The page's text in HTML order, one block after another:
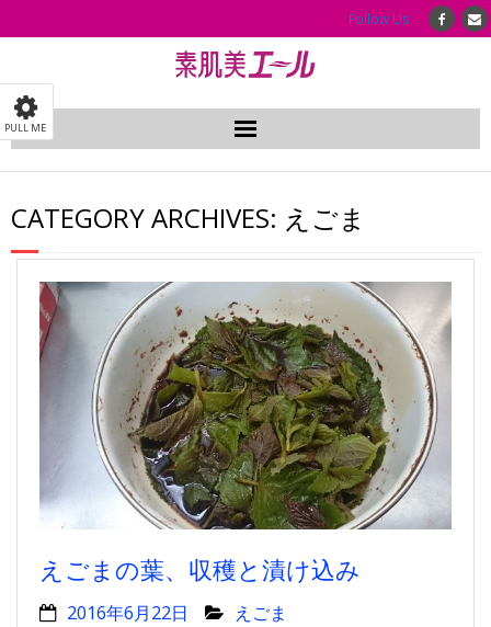
PULL ME
Follow Us
ホーム
はじめての方へ
イナータススキンケア
会社案内
イナータススキンケアの使い方
ショッピングページ
CATEGORY ARCHIVES: えごま
えごまの葉、収穫と漬け込み
2016年6月22日 えごま